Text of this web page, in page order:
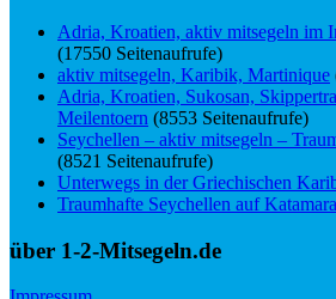
Adria, Kroatien, aktiv mitsegeln im
(17550 Seitenaufrufe)
aktiv mitsegeln, Karibik, Martinique
Adria, Kroatien, Sukosan,
Meilentoern (8553 Seitenaufrufe)
Seychellen – aktiv mitsegeln –
(8521 Seitenaufrufe)
Unterwegs in der Griechischen
Traumhafte Seychellen auf
über 1-2-Mitsegeln.de